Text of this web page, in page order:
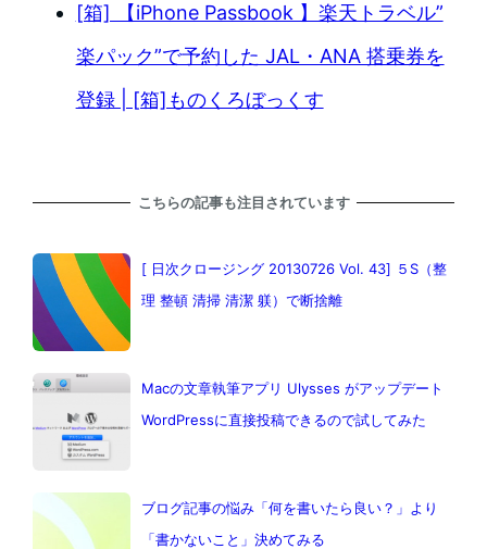
[箱] 【iPhone Passbook 】楽天トラベル”
楽パック”で予約した JAL・ANA 搭乗券を
登録 | [箱]ものくろぼっくす
こちらの記事も注目されています
[ 日次クロージング 20130726 Vol. 43] ５S（整
理 整頓 清掃 清潔 躾）で断捨離
Macの文章執筆アプリ Ulysses がアップデート
WordPressに直接投稿できるので試してみた
ブログ記事の悩み「何を書いたら良い？」より
「書かないこと」決めてみる